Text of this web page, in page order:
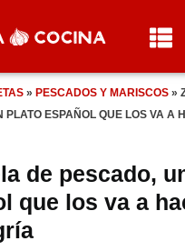
» PESCADOS Y MARISCOS »
PLATO ESPAÑOL QUE LOS VA A
de pescado,
que los va a